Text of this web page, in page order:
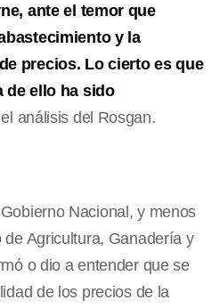
ante el temor que
y la
precios. Lo cierto es que
de ello ha sido
análisis del Rosgan.
Nacional, y menos
Agricultura, Ganadería y
o dio a entender que se
de los precios de la